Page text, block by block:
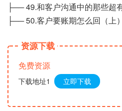
├── 49.和客户沟通中的那些超
├── 50.客户要账期怎么回（上
资源下载
免费资源
下载地址1 立即下载